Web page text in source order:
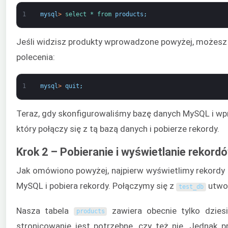
1 mysql > select * from products ;
Jeśli widzisz produkty wprowadzone powyżej,
polecenia:
1 mysql> quit ;
Teraz, gdy skonfigurowaliśmy bazę danych MySQL i
który połączy się z tą bazą danych i pobierze rekordy.
Krok 2 – Pobieranie i wyświetlanie
Jak omówiono powyżej, najpierw wyświetlimy
MySQL i pobiera rekordy. Połączymy się z
test_db
Nasza tabela products
zawiera obecnie tylko
stronicowanie jest potrzebne, czy też nie. Jednak